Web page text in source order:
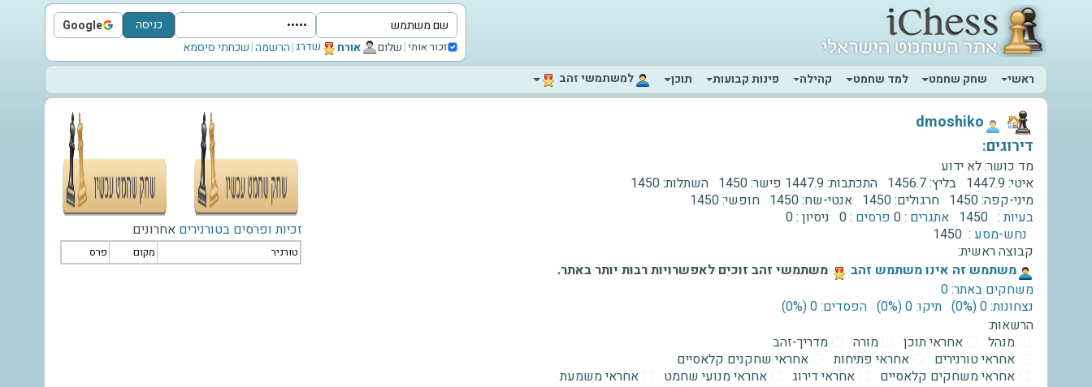
כניסה Google
Sign in with Google
זכור אותי|שלום ‫אורח‬ שדרג|הרשמה|שכחתי סיסמא
ראשי
שחק שחמט למד שחמט קהילה פינות קבועות תוכן ‫למשתמשי זהב‬
זכיות ופרסים בטורנירים אחרונים
טורניר מקום פרס
‫dmoshiko‬
דירוגים:
מד כושר:לא ידוע
איטי:1447.9 בליץ:1456.7 התכתבות:1447.9 פישר:1450 השתלות:1450
מיני-קפה:1450 חרגולים:1450 אנטי-שח:1450 חופשי:1450
בעיות : 1450 אתגרים :0 פרסים :0 ניסיון :0
נחש-מסע : 1450
קבוצה ראשית:
‫משתמש זה אינו משתמש זהב‬
משתמשי זהב זוכים לאפשרויות רבות יותר באתר.
משחקים באתר: 0
נצחונות: 0 ‫(0%)‬
תיקו: 0 ‫(0%)‬
הפסדים: 0 ‫(0%)‬
הרשאות:
מנהל
אחראי תוכן מורה
מדריך-זהב
אחראי טורנירים
אחראי פתיחות
אחראי שחקנים קלאסיים
אחראי משחקים קלאסיים
אחראי דירוג אחראי מנועי שחמט אחראי משמעת